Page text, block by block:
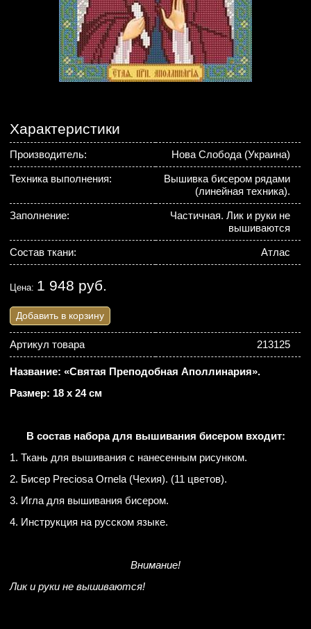
Характеристики
Производитель: Нова Слобода (Украина)
Техника выполнения:
Вышивка бисером рядами
(линейная техника).
Заполнение:
Частичная. Лик и руки не
вышиваются
Состав ткани: Атлас
Цена: 1 948 руб.
Добавить в корзину
Артикул товара 213125
Название: «Святая Преподобная Аполлинария».
Размер: 18 х 24 см
В состав набора для вышивания бисером входит:
1. Ткань для вышивания с нанесенным рисунком.
2. Бисер Preciosa Ornela (Чехия). (11 цветов).
3. Игла для вышивания бисером.
4. Инструкция на русском языке.
Внимание!
Лик и руки не вышиваются!